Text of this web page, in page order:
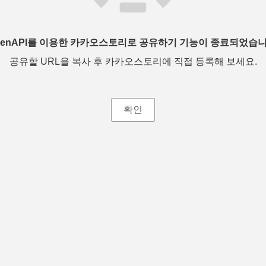
를 이용한 카카오스토리로 공유하기 기능이 종료되었습
공유할 URL을 복사 후 카카오스토리에 직접 등록해 보세요.
확인